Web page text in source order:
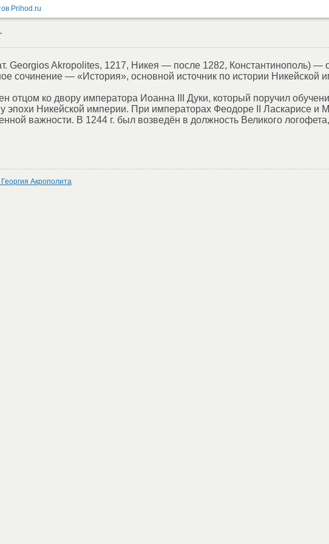
Georgios Akropolites, 1217, Никея — после 1282, Константинополь) —
сочинение — «История», основной источник по истории Никейской
отцом ко двору императора Иоанна III Дуки, который поручил
Никейской империи. При императорах Феодоре II Ласкарисе и
важности. В 1244 г. был возведён в должность Великого
Акрополита